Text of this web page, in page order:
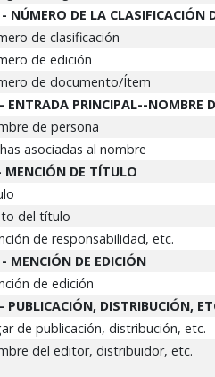
NÚMERO DE LA CLASIFICACIÓN
de clasificación
de edición
de documento/Ítem
ENTRADA PRINCIPAL--NOMBRE
de persona
asociadas al nombre
MENCIÓN DE TÍTULO
del título
de responsabilidad, etc.
MENCIÓN DE EDICIÓN
de edición
PUBLICACIÓN, DISTRIBUCIÓN,
de publicación, distribución, etc.
del editor, distribuidor, etc.